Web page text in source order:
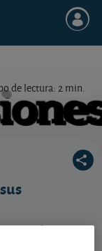
de lectura: 2 min.
a los ya